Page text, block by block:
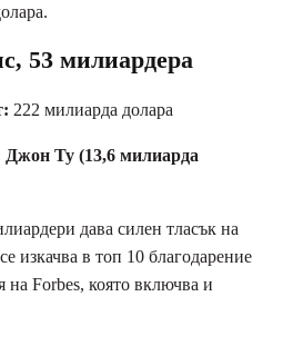
53 милиардера
222 милиарда долара
Джон Ту (13,6 милиарда
дава силен тласък на
изкачва в топ 10 благодарение
на Forbes, която включва и